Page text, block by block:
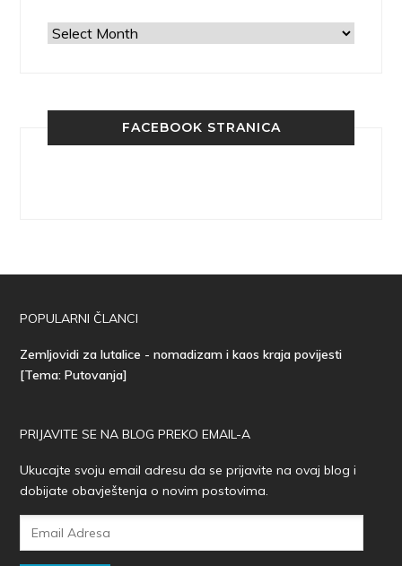
Arhiva
FACEBOOK STRANICA
POPULARNI ČLANCI
Zemljovidi za lutalice - nomadizam i kaos kraja povijesti
[Tema: Putovanja]
PRIJAVITE SE NA BLOG PREKO EMAIL-A
Ukucajte svoju email adresu da se prijavite na ovaj blog i
dobijate obavještenja o novim postovima.